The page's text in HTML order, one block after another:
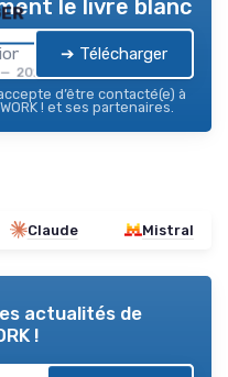
2026
le livre blanc
➔ Télécharger
d’être contacté(e) à
! et ses partenaires.
Claude Mistral
actualités de
!